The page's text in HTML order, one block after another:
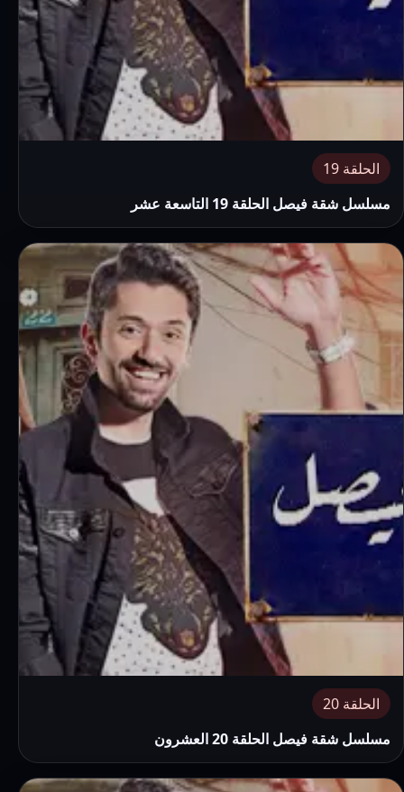
الحلقة 19
مسلسل شقة فيصل الحلقة 19 التاسعة عشر
الحلقة 20
مسلسل شقة فيصل الحلقة 20 العشرون